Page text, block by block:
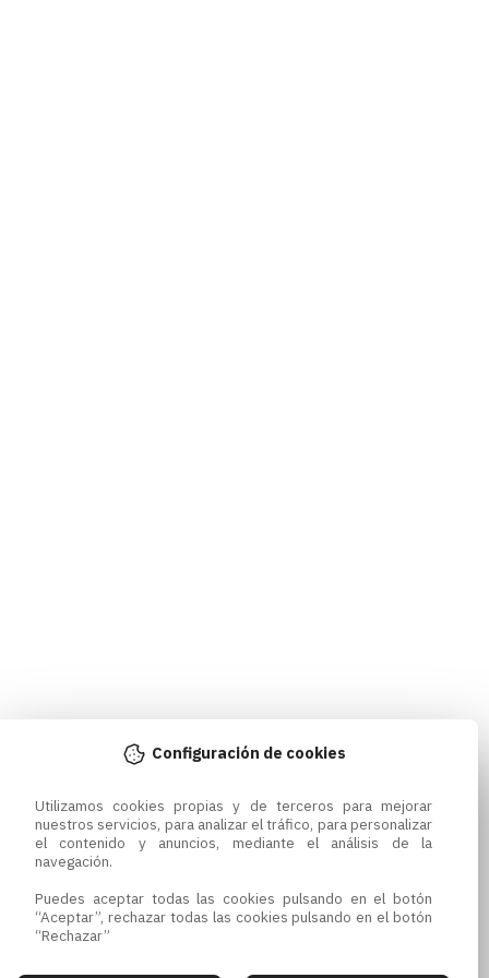
Configuración de cookies
Utilizamos cookies propias y de terceros para mejorar
nuestros servicios, para analizar el tráfico, para personalizar
el contenido y anuncios, mediante el análisis de la
navegación.
Puedes aceptar todas las cookies pulsando en el botón
“Aceptar”, rechazar todas las cookies pulsando en el botón
“Rechazar”